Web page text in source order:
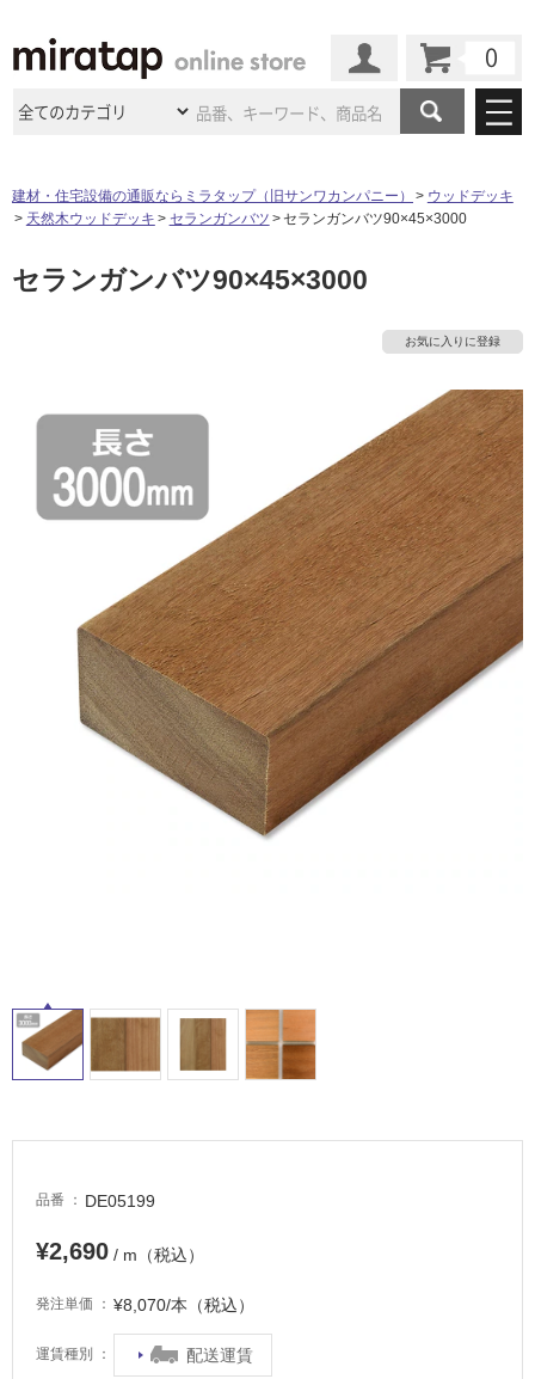
商品カテゴリ
キッチン
トイレ
（外構）
ウッドデッキ フローリング・床材
収納 インテリア・家具
ペット用品
内装用建材 パネル・壁材
ロートアイアン 天然石・石材
メンテナンス・施工材 新商品
施工事例
施工事例 法人案件納入事例
インタビュー
店舗・施設事例
ショールーム
ショールーム
ショールーム
名古屋ショールーム ショールーム
福岡ショールーム 札幌スマートショールー
ム
横浜スマートショールー
ウェルビーみのおHDC
BOX
ご利用ガイド 初めての方へ
よくある質問 お問い合わせ
修理お問い合わせ クレーム公開
説明書・図面検索 水まわり3年保証
お役立ち情報 住まいの スタイリング
アイデア
ミラタップチャンネル
オンライン相談
その他サービス
ミラタップと創る家
ASOLIE
工事会社紹介Coziコンシ
ェルジュ
自分らしい家づくり
最高のリノベ会社がみつ
かるリノベりす
建材・住宅設備の通販ならミラタップ（旧サンワカンパニー）
ウッドデッキ
天然木ウッドデッキ
セランガンバツ セランガンバツ90×45×3000
セランガンバツ90×45×3000
お気に入りに登録
品番 DE05199
¥2,690 / m（税込）
発注単価 ¥8,070/本（税込）
運賃種別 配送運賃
屋
内
床・
外
浴
室
駐
場